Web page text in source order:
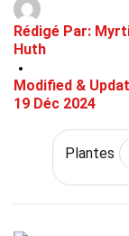
Rédigé Par:
Huth
Modified &
19 Déc 2024
Plantes